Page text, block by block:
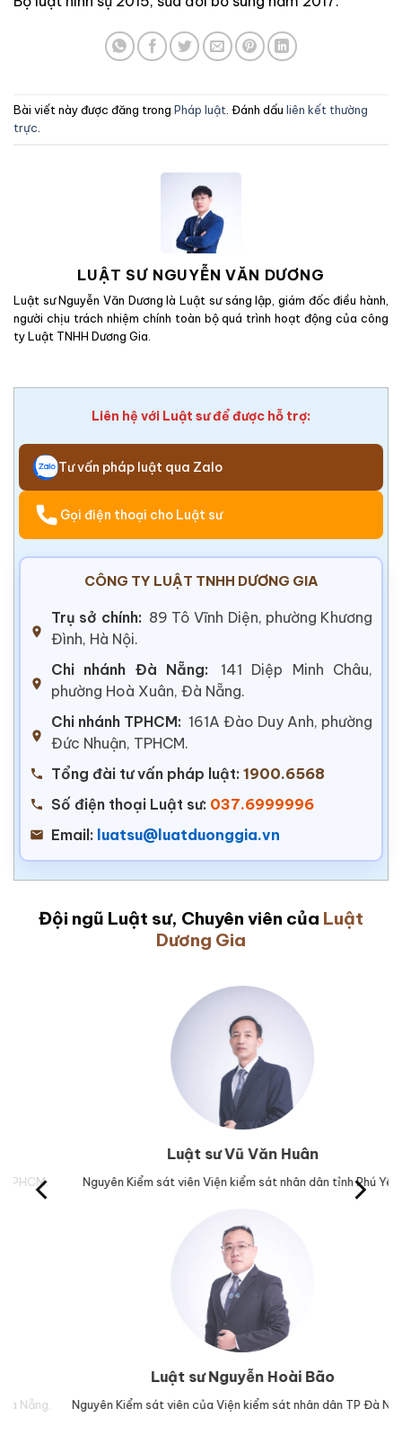
Bài viết này được đăng trong Pháp luật. Đánh dấu liên kết thường
trực.
LUẬT SƯ NGUYỄN VĂN DƯƠNG
Luật sư Nguyễn Văn Dương là Luật sư sáng lập, giám đốc điều hành,
người chịu trách nhiệm chính toàn bộ quá trình hoạt động của công
ty Luật TNHH Dương Gia.
Liên hệ với Luật sư để được hỗ trợ:
Tư vấn pháp luật qua Zalo
Gọi điện thoại cho Luật sư
CÔNG TY LUẬT TNHH DƯƠNG GIA
Trụ sở chính: 89 Tô Vĩnh Diện, phường Khương
Đình, Hà Nội.
Chi nhánh Đà Nẵng:
141 Diệp Minh Châu,
phường Hoà Xuân, Đà Nẵng.
Chi nhánh TPHCM: 161A Đào Duy Anh, phường
Đức Nhuận, TPHCM.
Tổng đài tư vấn pháp luật: 1900.6568
Số điện thoại Luật sư: 037.6999996
Email: luatsu@luatduonggia.vn
Đội ngũ Luật sư, Chuyên viên của Luật
Dương Gia
Luật sư Vũ Văn Huân
Nguyên Kiểm sát viên Viện kiểm sát nhân dân tỉnh Phú Yên.
Luật sư Nguyễn Hoài Bão
Nguyên Kiểm sát viên của Viện kiểm sát nhân dân TP Đà Nẵng.